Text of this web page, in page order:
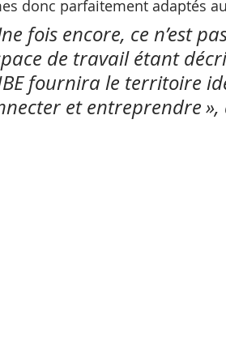
donc parfaitement adaptés
fois encore, ce n’est
de travail étant
fournira le territoire
et entreprendre